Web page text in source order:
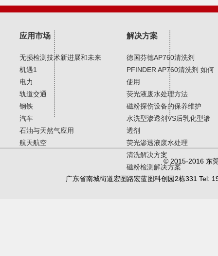
应用市场
无损检测技术新进展和未来
机遇1
电力
轨道交通
钢铁
汽车
石油与天然气应用
航天航空
解决方案
德国芬德AP760清洗剂
PFINDER AP760清洗剂 如何
使用
荧光液废水处理方法
磁粉探伤设备的保养维护
水洗型渗透剂VS后乳化型渗
透剂
荧光渗透液废水处理
清洗解决方案
磁粉检测解决方案
© 2015-2016 东
广东省南城街道宏图路宏蓝图科创园2栋331 Tel: